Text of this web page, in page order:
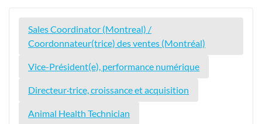
Sales Coordinator (Montreal) /
Coordonnateur(trice) des ventes (Montréal)
Vice-Président(e), performance numérique
Directeur·trice, croissance et acquisition
Animal Health Technician